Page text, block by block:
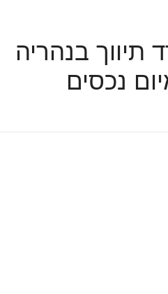
תיווך בנהריה
נכסים